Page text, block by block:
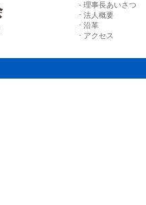
- 理事長あいさつ
- 法人概要
- 沿革
- アクセス